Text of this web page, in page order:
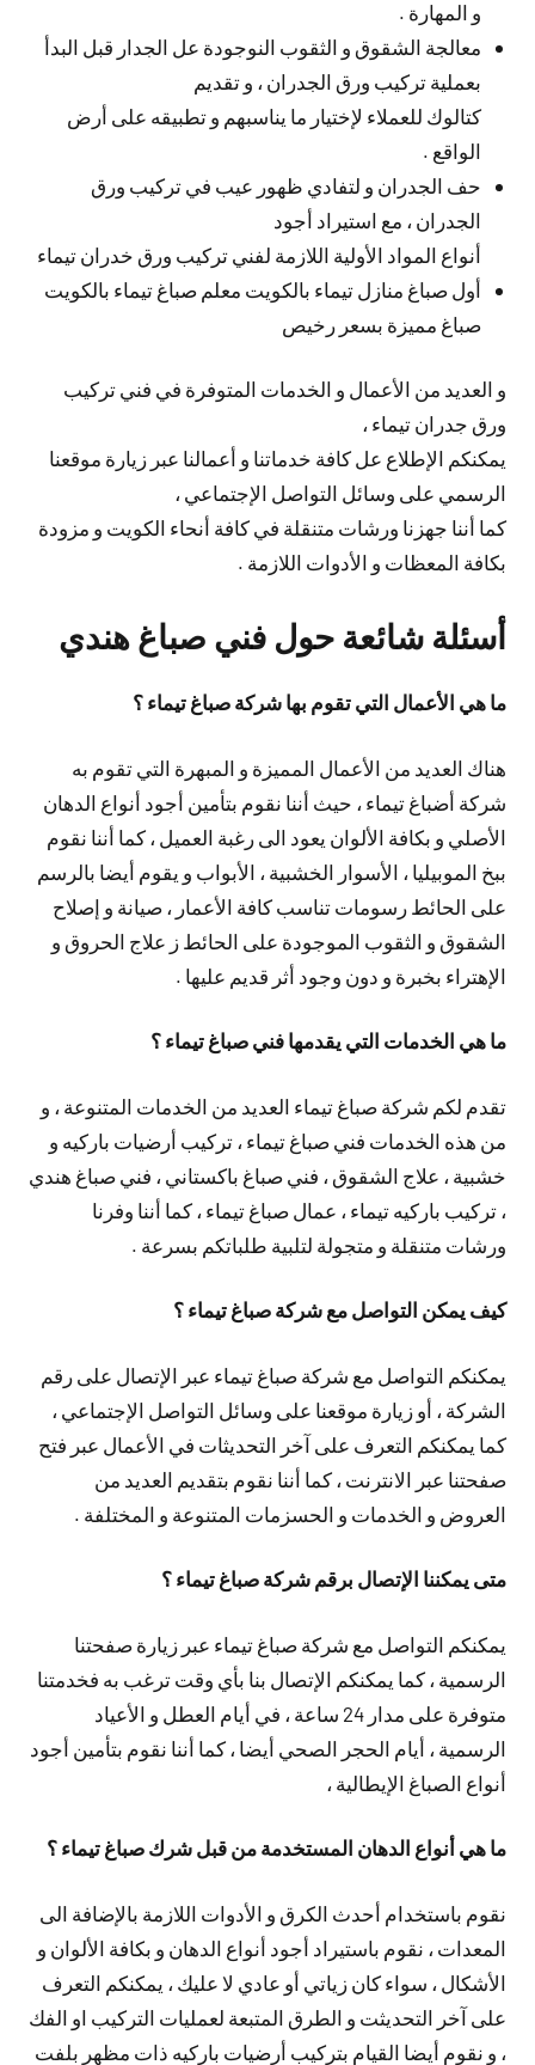
و المهارة .
معالجة الشقوق و الثقوب النوجودة عل الجدار قبل البدأ
بعملية تركيب ورق الجدران ، و تقديم
كتالوك للعملاء لإختيار ما يناسبهم و تطبيقه على أرض
الواقع .
حف الجدران و لتفادي ظهور عيب في تركيب ورق
الجدران ، مع استيراد أجود
أنواع المواد الأولية اللازمة لفني تركيب ورق خدران تيماء
أول صباغ منازل تيماء بالكويت معلم صباغ تيماء بالكويت
صباغ مميزة بسعر رخيص
و العديد من الأعمال و الخدمات المتوفرة في فني تركيب
ورق جدران تيماء ،
يمكنكم الإطلاع عل كافة خدماتنا و أعمالنا عبر زيارة موقعنا
الرسمي على وسائل التواصل الإجتماعي ،
كما أننا جهزنا ورشات متنقلة في كافة أنحاء الكويت و مزودة
بكافة المعظات و الأدوات اللازمة .
أسئلة شائعة حول فني صباغ هندي
ما هي الأعمال التي تقوم بها شركة صباغ تيماء ؟
هناك العديد من الأعمال المميزة و المبهرة التي تقوم به
شركة أضباغ تيماء ، حيث أننا نقوم بتأمين أجود أنواع الدهان
الأصلي و بكافة الألوان يعود الى رغبة العميل ، كما أننا نقوم
ببخ الموبيليا ، الأسوار الخشبية ، الأبواب و يقوم أيضا بالرسم
على الحائط رسومات تناسب كافة الأعمار ، صيانة و إصلاح
الشقوق و الثقوب الموجودة على الحائط ز علاج الحروق و
الإهتراء بخبرة و دون وجود أثر قديم عليها .
ما هي الخدمات التي يقدمها فني صباغ تيماء ؟
تقدم لكم شركة صباغ تيماء العديد من الخدمات المتنوعة ، و
من هذه الخدمات فني صباغ تيماء ، تركيب أرضيات باركيه و
خشبية ، علاج الشقوق ، فني صباغ باكستاني ، فني صباغ هندي
، تركيب باركيه تيماء ، عمال صباغ تيماء ، كما أننا وفرنا
ورشات متنقلة و متجولة لتلبية طلباتكم بسرعة .
كيف يمكن التواصل مع شركة صباغ تيماء ؟
يمكنكم التواصل مع شركة صباغ تيماء عبر الإتصال على رقم
الشركة ، أو زيارة موقعنا على وسائل التواصل الإجتماعي ،
كما يمكنكم التعرف على آخر التحديثات في الأعمال عبر فتح
صفحتنا عبر الانترنت ، كما أننا نقوم بتقديم العديد من
العروض و الخدمات و الحسزمات المتنوعة و المختلفة .
متى يمكننا الإتصال برقم شركة صباغ تيماء ؟
يمكنكم التواصل مع شركة صباغ تيماء عبر زيارة صفحتنا
الرسمية ، كما يمكنكم الإتصال بنا بأي وقت ترغب به فخدمتنا
متوفرة على مدار 24 ساعة ، في أيام العطل و الأعياد
الرسمية ، أيام الحجر الصحي أيضا ، كما أننا نقوم بتأمين أجود
أنواع الصباغ الإيطالية ،
ما هي أنواع الدهان المستخدمة من قبل شرك صباغ تيماء ؟
نقوم باستخدام أحدث الكرق و الأدوات اللازمة بالإضافة الى
المعدات ، نقوم باستيراد أجود أنواع الدهان و بكافة الألوان و
الأشكال ، سواء كان زياتي أو عادي لا عليك ، يمكنكم التعرف
على آخر التحديثت و الطرق المتبعة لعمليات التركيب او الفك
، و نقوم أيضا القيام بتركيب أرضيات باركيه ذات مظهر بلفت